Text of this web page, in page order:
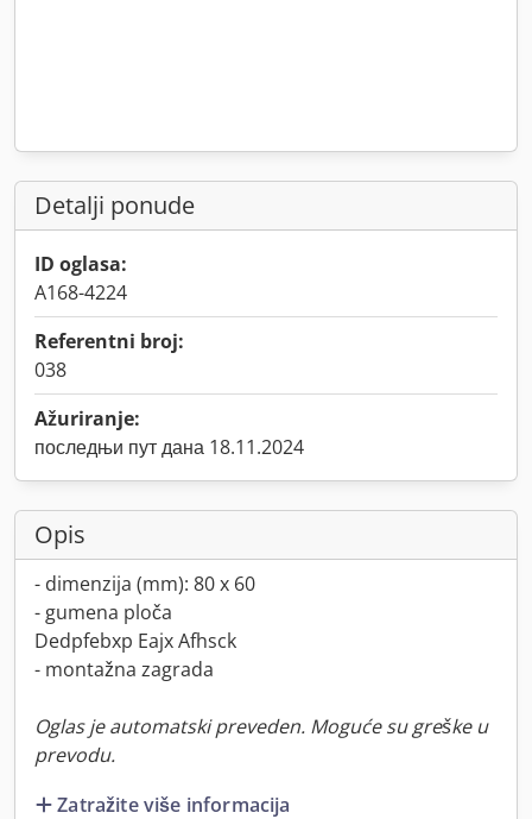
Detalji ponude
ID oglasa:
A168-4224
Referentni broj:
038
Ažuriranje:
последњи пут дана 18.11.2024
Opis
- dimenzija (mm): 80 x 60
- gumena ploča
Dedpfebxp Eajx Afhsck
- montažna zagrada
Oglas je automatski preveden. Moguće su greške u
prevodu.
Zatražite više informacija